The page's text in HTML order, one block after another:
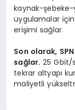
kaynak-
uygulamalar
erişimi sağlar.
Son olarak,
sağlar. 25 Gbit/
tekrar altyapı
maliyetli